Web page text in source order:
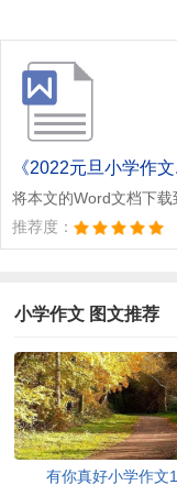
《2022元旦小学作文
将本文的Word文档下
推荐度：
小学作文 图文推荐
有你真好小学作文